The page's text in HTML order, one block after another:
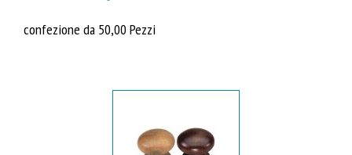
confezione da 50,00 Pezzi